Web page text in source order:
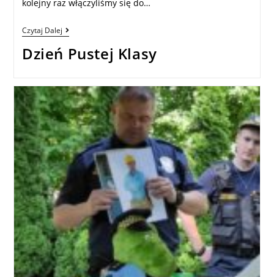
kolejny raz włączyliśmy się do…
Czytaj Dalej
Dzień Pustej Klasy